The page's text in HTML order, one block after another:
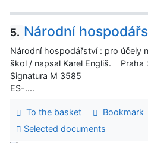
5. Národní
Národní hospodářství : pro účely
škol / napsal Karel Engliš. Praha
Signatura M 3585
ES-....
To the basket
Bookmark
Selected documents